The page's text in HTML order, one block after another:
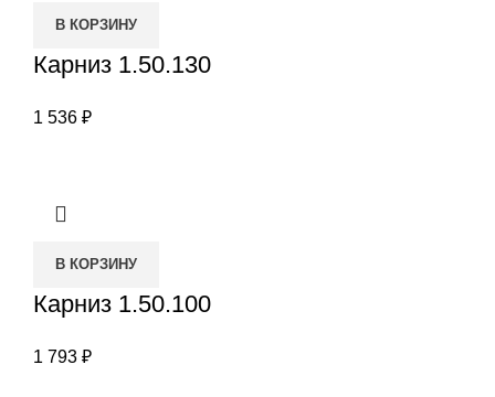
В КОРЗИНУ
Карниз 1.50.130
1 536 ₽
В КОРЗИНУ
Карниз 1.50.100
1 793 ₽